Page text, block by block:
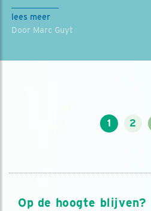
lees meer
Door Marc Guyt
1 2
Op de hoogte blijven?